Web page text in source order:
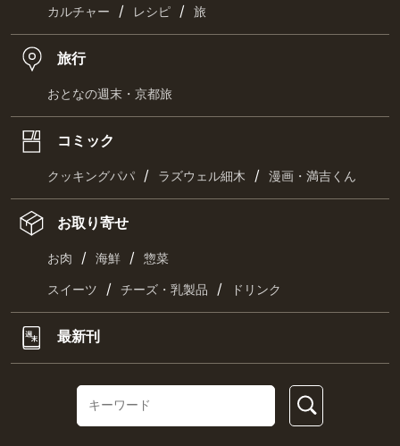
カルチャー / レシピ / 旅
旅行
おとなの週末・京都旅
コミック
クッキングパパ / ラズウェル細木 / 漫画・満吉くん
お取り寄せ
お肉 / 海鮮 / 惣菜
スイーツ / チーズ・乳製品 / ドリンク
最新刊